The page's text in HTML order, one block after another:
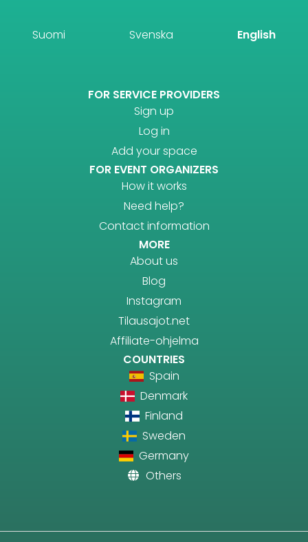
Suomi Svenska English
FOR SERVICE PROVIDERS
Sign up
Log in
Add your space
FOR EVENT ORGANIZERS
How it works
Need help?
Contact information
MORE
About us
Blog
Instagram
Tilausajot.net
Affiliate-ohjelma
COUNTRIES
Spain
Denmark
Finland
Sweden
Germany
Others